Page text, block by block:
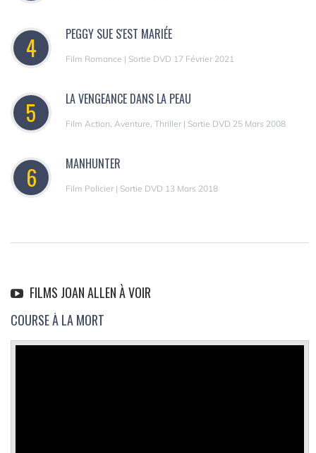
4 PEGGY SUE S'EST MARIÉE
Film Romance | Sortie DVD 17 Février 2021
5 LA VENGEANCE DANS LA PEAU
Film Action, Aventure, Thriller | Sortie DVD 25 Mars 2008
6 MANHUNTER
Film Policier | Sortie DVD 13 Mars 2018
FILMS JOAN ALLEN À VOIR
COURSE À LA MORT